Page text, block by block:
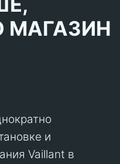
МАГАЗИН
и
Vaillant в